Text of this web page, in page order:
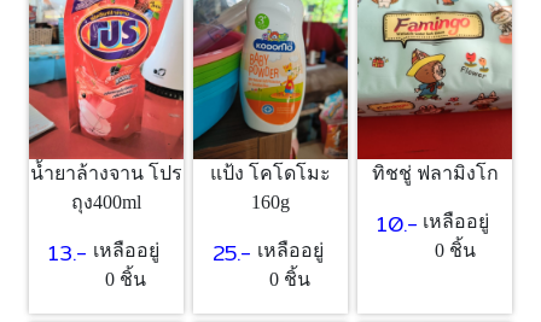
น้ำยาล้างจาน โปร
ถุง400ml
13.- เหลืออยู่
0 ชิ้น
แป้ง โคโดโมะ
160g
25.- เหลืออยู่
0 ชิ้น
ทิชชู่ ฟลามิงโก
10.- เหลืออยู่
0 ชิ้น